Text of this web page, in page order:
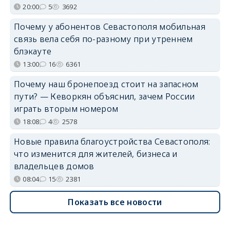
20:00 5 3692
Почему у абонентов Севастополя мобильная
связь вела себя по-разному при утреннем
блэкауте
13:00 16 6361
Почему наш бронепоезд стоит на запасном
пути? — Кеворкян объяснил, зачем России
играть вторым номером
18:08 4 2578
Новые правила благоустройства Севастополя:
что изменится для жителей, бизнеса и
владельцев домов
08:04 15 2381
Показать все новости